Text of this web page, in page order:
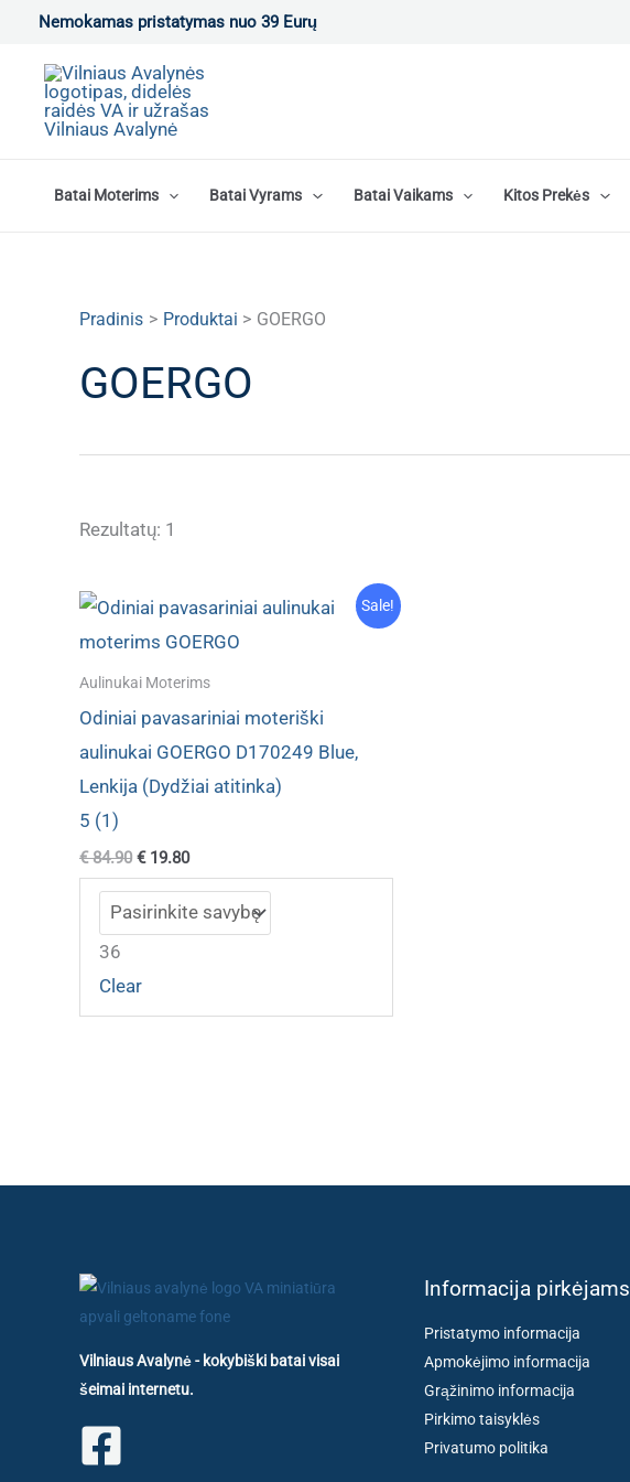
Pereiti
turinio
Nemokamas pristatymas nuo 39 Eurų
Batai Moterims Batai Vyrams Batai Vaikams Kitos Prekės
Pradinis Produktai GOERGO
GOERGO
Rezultatų: 1
Sale!
Aulinukai Moterims
Odiniai pavasariniai moteriški
aulinukai GOERGO D170249 Blue,
Lenkija (Dydžiai atitinka)
5 (1)
€84.90 Original
price
was:
€ 84.90.
€19.80Current
price
is:
€ 19.80.
36
Clear
Vilniaus Avalynė - kokybiški batai visai
šeimai internetu.
Informacija pirkėjams
Pristatymo informacija
Apmokėjimo informacija
Grąžinimo informacija
Pirkimo taisyklės
Privatumo politika